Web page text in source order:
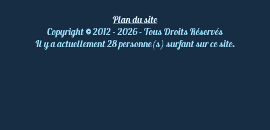
Plan du site
Copyright©2012 - 2026 - Tous Droits Réservés
Il y a actuellement 28 personne(s) surfant sur ce site.